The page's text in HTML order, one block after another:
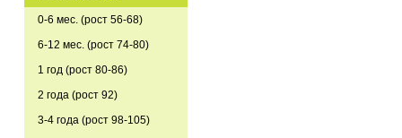
0-6 мес. (рост 56-68)
6-12 мес. (рост 74-80)
1 год (рост 80-86)
2 года (рост 92)
3-4 года (рост 98-105)